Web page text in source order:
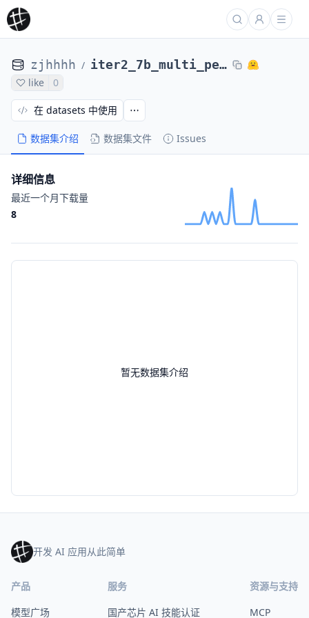
zjhhhh / iter2_7b_multi_perprompt_scores_base_25
like 0
数据集介绍 数据集文件 Issues
在 datasets 中使用
暂无数据集介绍
详细信息
最近一个月下载量
8
开发 AI 应用从此简单
产品
模型广场
服务
国产芯片 AI 技能认证
资源与支持
MCP